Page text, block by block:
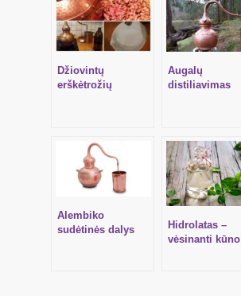
Džiovintų
erškėtrožių
Augalų
distiliavimas
Alembiko
sudėtinės dalys
Hidrolatas –
vėsinanti kūno